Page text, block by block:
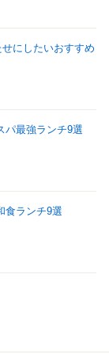
にしたいおすすめ
パ最強ランチ9選
食ランチ9選